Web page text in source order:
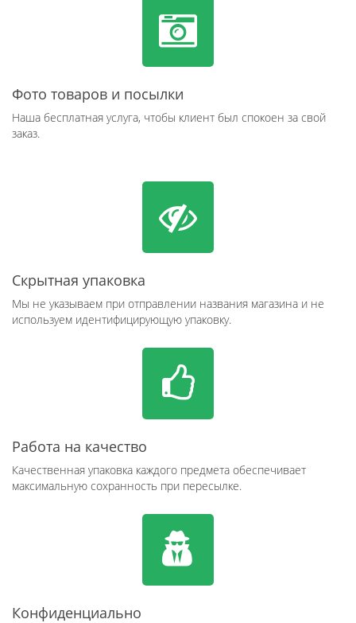
Фото товаров и посылки
Наша бесплатная услуга, чтобы клиент был спокоен за свой
заказ.
Скрытная упаковка
Мы не указываем при отправлении названия магазина и не
используем идентифицирующую упаковку.
Работа на качество
Качественная упаковка каждого предмета обеспечивает
максимальную сохранность при пересылке.
Конфиденциально